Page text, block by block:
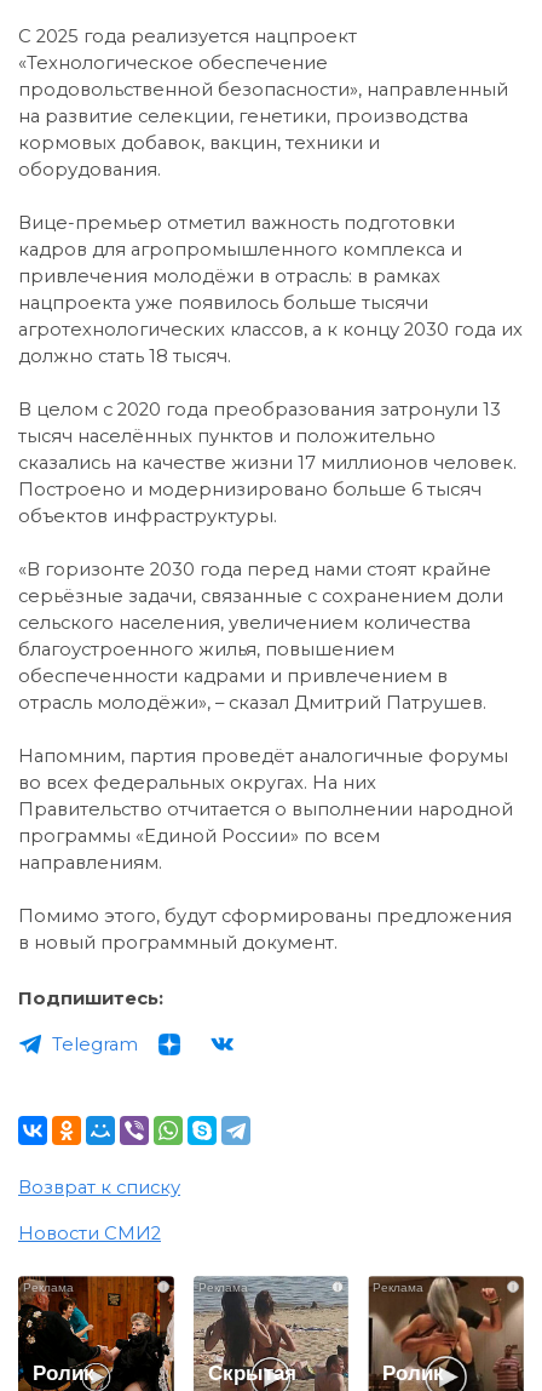
С 2025 года реализуется нацпроект
«Технологическое обеспечение
продовольственной безопасности», направленный
на развитие селекции, генетики, производства
кормовых добавок, вакцин, техники и
оборудования.
Вице-премьер отметил важность подготовки
кадров для агропромышленного комплекса и
привлечения молодёжи в отрасль: в рамках
нацпроекта уже появилось больше тысячи
агротехнологических классов, а к концу 2030 года их
должно стать 18 тысяч.
В целом с 2020 года преобразования затронули 13
тысяч населённых пунктов и положительно
сказались на качестве жизни 17 миллионов человек.
Построено и модернизировано больше 6 тысяч
объектов инфраструктуры.
«В горизонте 2030 года перед нами стоят крайне
серьёзные задачи, связанные с сохранением доли
сельского населения, увеличением количества
благоустроенного жилья, повышением
обеспеченности кадрами и привлечением в
отрасль молодёжи», – сказал Дмитрий Патрушев.
Напомним, партия проведёт аналогичные форумы
во всех федеральных округах. На них
Правительство отчитается о выполнении народной
программы «Единой России» по всем
направлениям.
Помимо этого, будут сформированы предложения
в новый программный документ.
Подпишитесь:
Telegram
Возврат к списку
Новости СМИ2
i
Ролик
i
Скрытая
i
Ролик